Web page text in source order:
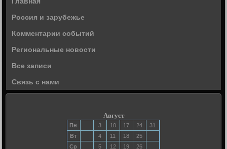
Россия и зарубежье
Комментарии событий
Региональные новости
Все записи
Связь с нами
Август
Пн 3 10 17 24
31
Вт
4 11 18
25
Ср
5 12 19
26